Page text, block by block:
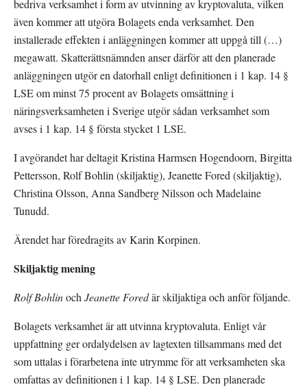
bedriva verksamhet i form av utvinning av kryptovaluta, vilken
även kommer att utgöra Bolagets enda verksamhet. Den
installerade effekten i anläggningen kommer att uppgå till (…)
megawatt. Skatterättsnämnden anser därför att den planerade
anläggningen utgör en datorhall enligt definitionen i 1 kap. 14 §
LSE om minst 75 procent av Bolagets omsättning i
näringsverksamheten i Sverige utgör sådan verksamhet som
avses i 1 kap. 14 § första stycket 1 LSE.
I avgörandet har deltagit Kristina Harmsen Hogendoorn, Birgitta
Pettersson, Rolf Bohlin (skiljaktig), Jeanette Fored (skiljaktig),
Christina Olsson, Anna Sandberg Nilsson och Madelaine
Tunudd.
Ärendet har föredragits av Karin Korpinen.
Skiljaktig mening
Rolf Bohlin och Jeanette Fored är skiljaktiga och anför följande.
Bolagets verksamhet är att utvinna kryptovaluta. Enligt vår
uppfattning ger ordalydelsen av lagtexten tillsammans med det
som uttalas i förarbetena inte utrymme för att verksamheten ska
omfattas av definitionen i 1 kap. 14 § LSE. Den planerade